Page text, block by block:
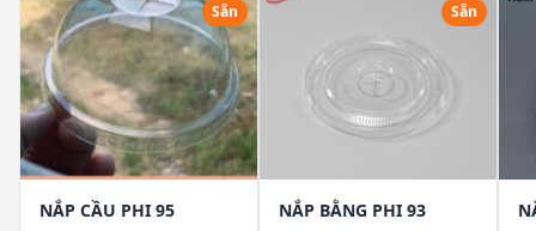
Sẵn
NẮP CẦU PHI 95
Sẵn
NẮP BẰNG PHI 93